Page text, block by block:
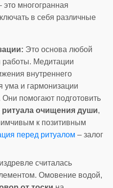
это многогранная
в себя различные
Это основа любой
работы. Медитации
внутреннего
ума и гармонизации
Они помогают подготовить
ритуала очищения души,
к позитивным
перед ритуалом – залог
считалась
Омовение водой,